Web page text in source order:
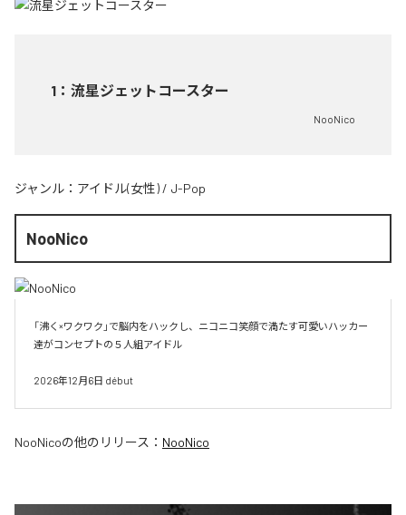
1 ： 流星ジェットコースター
NooNico
ジャンル： アイドル(女性) / J-Pop
NooNico
「沸く×ワクワク」で脳内をハックし、ニコニコ笑顔で満たす可愛いハッカー
達がコンセプトの５人組アイドル
2026年12月6日 début
NooNicoの他のリリース： NooNico